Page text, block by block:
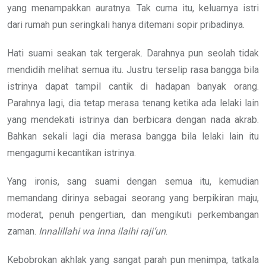
yang menampakkan auratnya. Tak cuma itu, keluarnya istri
dari rumah pun seringkali hanya ditemani sopir pribadinya.
Hati suami seakan tak tergerak. Darahnya pun seolah tidak
mendidih melihat semua itu. Justru terselip rasa bangga bila
istrinya dapat tampil cantik di hadapan banyak orang.
Parahnya lagi, dia tetap merasa tenang ketika ada lelaki lain
yang mendekati istrinya dan berbicara dengan nada akrab.
Bahkan sekali lagi dia merasa bangga bila lelaki lain itu
mengagumi kecantikan istrinya.
Yang ironis, sang suami dengan semua itu, kemudian
memandang dirinya sebagai seorang yang berpikiran maju,
moderat, penuh pengertian, dan mengikuti perkembangan
zaman. Innalillahi wa inna ilaihi raji‘un.
Kebobrokan akhlak yang sangat parah pun menimpa, tatkala